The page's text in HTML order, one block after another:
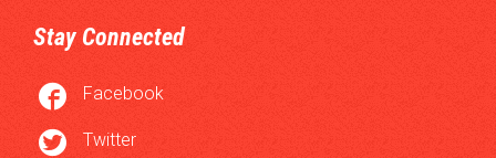
Stay Connected
 Facebook
 Twitter